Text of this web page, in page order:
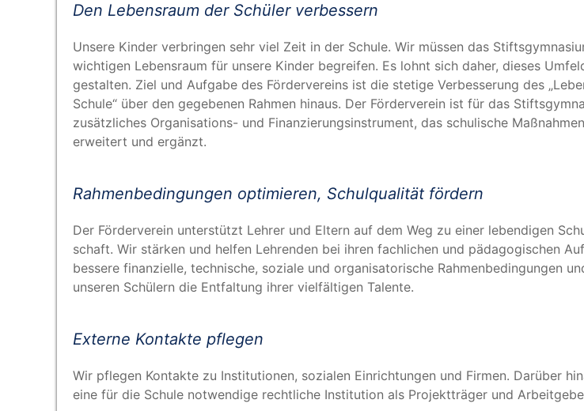
Den Lebens­raum der Schü­ler verbessern
Unse­re Kin­der ver­brin­gen sehr viel Zeit in der Schu­le. Wir müs­sen das
wich­ti­gen Lebens­raum für unse­re Kin­der begrei­fen. Es lohnt sich daher, die­ses
ge­stal­ten. Ziel und Auf­ga­be des För­der­ver­eins ist die ste­ti­ge Ver­bes­se­rung des „
Schu­le“ über den gege­be­nen Rah­men hin­aus. Der För­der­ver­ein ist für das
zusätz­li­ches Orga­ni­sa­ti­ons- und Finan­zie­rungs­in­stru­ment, das schu­li­sche
erwei­tert und ergänzt.
Rah­men­be­din­gun­gen opti­mie­ren, Schul­qua­li­tät fördern
Der För­der­ver­ein unter­stützt Leh­rer und Eltern auf dem Weg zu einer leben­di­gen
schaft. Wir stär­ken und hel­fen Leh­ren­den bei ihren fach­li­chen und päd­ago­gi­schen
bes­se­re finan­zi­el­le, tech­ni­sche, sozia­le und orga­ni­sa­to­ri­sche Rah­men­be­din­gun­gen
unse­ren Schü­lern die Ent­fal­tung ihrer viel­fäl­ti­gen Talente.
Exter­ne Kon­tak­te pflegen
Wir pfle­gen Kon­tak­te zu Insti­tu­tio­nen, sozia­len Ein­rich­tun­gen und Fir­men. Dar­über
eine für die Schu­le not­wen­di­ge recht­li­che Insti­tu­ti­on als Pro­jekt­trä­ger und